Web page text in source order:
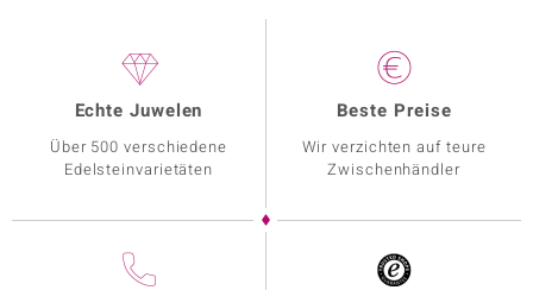
Echte Juwelen
Über 500 verschiedene
Edelsteinvarietäten
Beste Preise
Wir verzichten auf teure
Zwischenhändler